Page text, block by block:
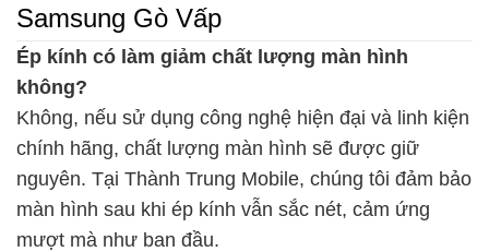
Samsung Gò Vấp
Ép kính có làm giảm chất lượng màn hình
không?
Không, nếu sử dụng công nghệ hiện đại và linh kiện
chính hãng, chất lượng màn hình sẽ được giữ
nguyên. Tại Thành Trung Mobile, chúng tôi đảm bảo
màn hình sau khi ép kính vẫn sắc nét, cảm ứng
mượt mà như ban đầu.